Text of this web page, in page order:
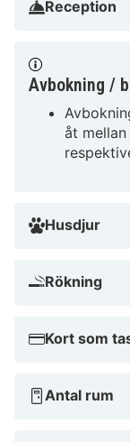
Kunst Halle
Nära Donau-
Reception
Avbokning /
åt
Husdjur
Rökning
Kort som
Antal rum